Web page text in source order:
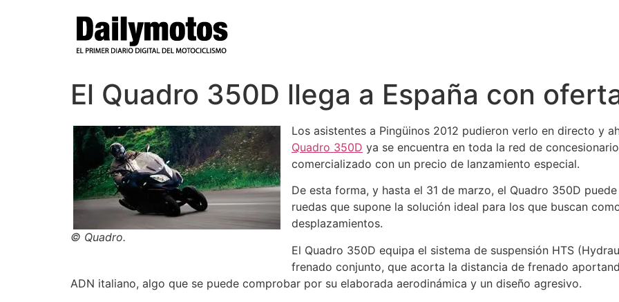
El Quadro 350D llega a España con
© Quadro.
Los asistentes a Pingüinos 2012 pudieron verlo en directo y
Quadro 350D ya se encuentra en toda la red de
comercializado con un precio de lanzamiento especial.
De esta forma, y hasta el 31 de marzo, el Quadro 350D
ruedas que supone la solución ideal para los que buscan
desplazamientos.
El Quadro 350D equipa el sistema de suspensión HTS
frenado conjunto, que acorta la distancia de frenado
ADN italiano, algo que se puede comprobar por su elaborada aerodinámica y un diseño agresivo.